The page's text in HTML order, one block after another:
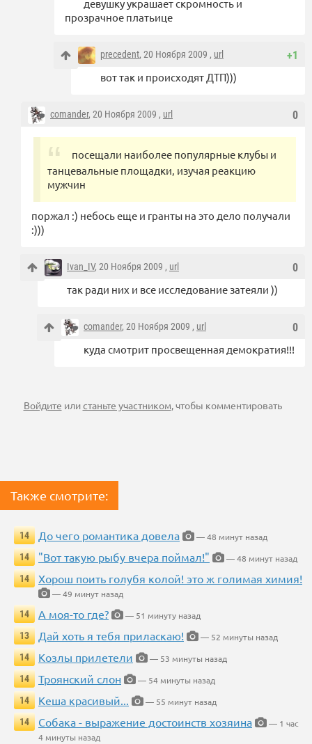
девушку украшает скромность и
прозрачное платьице
+1
precedent, 20 Ноября 2009 , url
вот так и происходят ДТП)))
0
comander, 20 Ноября 2009 , url
посещали наиболее популярные клубы и
танцевальные площадки, изучая реакцию
мужчин
поржал :) небось еще и гранты на это дело получали
:)))
0
Ivan_IV, 20 Ноября 2009 , url
так ради них и все исследование затеяли ))
0
comander, 20 Ноября 2009 , url
куда смотрит просвещенная демократия!!!
Войдите илистаньте участником, чтобы комментировать
Также смотрите:
14 До чего романтика довела
— 48 минут назад
14
"Вот такую рыбу вчера поймал!"
— 48 минут назад
14
Хорош поить голубя колой! это ж голимая химия!
— 49 минут назад
14
А моя-то где?
— 51 минуту назад
13
Дай хоть я тебя приласкаю!
— 52 минуты назад
14
Козлы прилетели
— 53 минуты назад
14
Троянский слон
— 54 минуты назад
14
Кеша красивый...
— 55 минут назад
14
Собака - выражение достоинств хозяина
— 1 час
4 минуты назад